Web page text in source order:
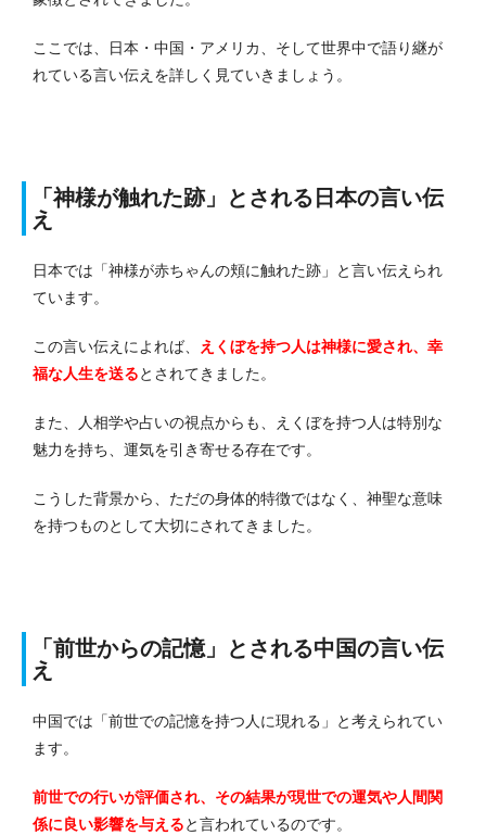
ここでは、日本・中国・アメリカ、そして世界中で語り継が
れている言い伝えを詳しく見ていきましょう。
「神様が触れた跡」とされる日本の言い伝
え
日本では「神様が赤ちゃんの頬に触れた跡」と言い伝えられ
ています。
この言い伝えによれば、
えくぼを持つ人は神様に愛され、幸
福な人生を送るとされてきました。
また、人相学や占いの視点からも、えくぼを持つ人は特別な
魅力を持ち、運気を引き寄せる存在です。
こうした背景から、ただの身体的特徴ではなく、神聖な意味
を持つものとして大切にされてきました。
「前世からの記憶」とされる中国の言い伝
え
中国では「前世での記憶を持つ人に現れる」と考えられてい
ます。
前世での行いが評価され、その結果が現世での運気や人間関
係に良い影響を与えると言われているのです。